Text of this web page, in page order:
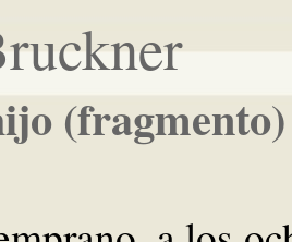
(fragmento)